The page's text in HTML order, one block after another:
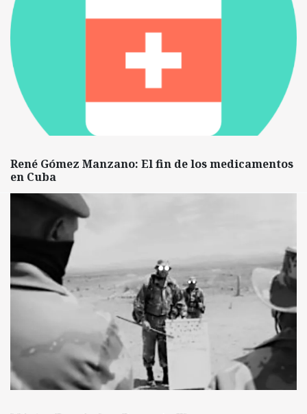
René Gómez Manzano: El fin de los medicamentos
en Cuba